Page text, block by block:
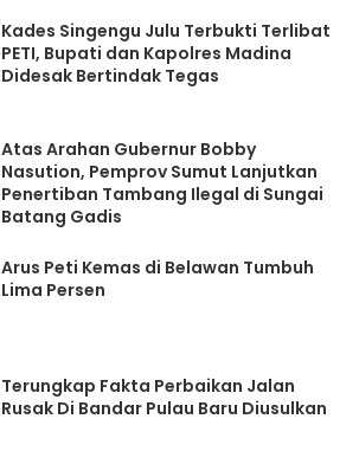
Kades Singengu Julu Terbukti Terlibat
PETI, Bupati dan Kapolres Madina
Didesak Bertindak Tegas
Atas Arahan Gubernur Bobby
Nasution, Pemprov Sumut Lanjutkan
Penertiban Tambang Ilegal di Sungai
Batang Gadis
Arus Peti Kemas di Belawan Tumbuh
Lima Persen
Terungkap Fakta Perbaikan Jalan
Rusak Di Bandar Pulau Baru Diusulkan